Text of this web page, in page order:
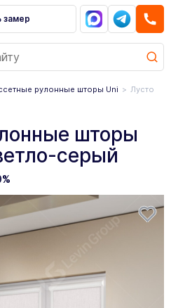
замер
рулонные шторы Uni
Лусто
шторы
серый